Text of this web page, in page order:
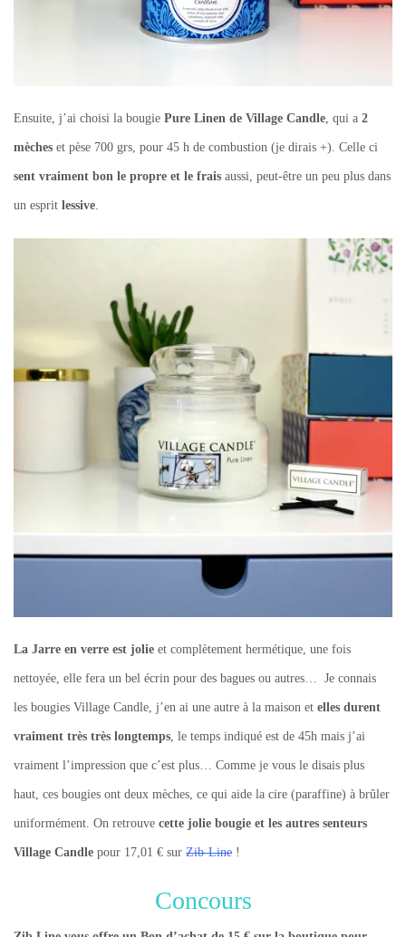
Ensuite, j’ai choisi la bougie Pure Linen de Village Candle , qui a 2
mèches et pèse 700 grs, pour 45 h de combustion (je dirais +). Celle ci
sent vraiment bon le propre et le frais aussi, peut-être un peu plus dans
un esprit lessive
La Jarre en verre est jolie et complètement hermétique, une fois
nettoyée, elle fera un bel écrin pour des bagues ou autres… Je connais
les bougies Village Candle, j’en ai une autre à la maison et elles durent
vraiment très très longtemps , le temps indiqué est de 45h mais j’ai
vraiment l’impression que c’est plus… Comme je vous le disais plus
haut, ces bougies ont deux mèches, ce qui aide la cire (paraffine) à brûler
uniformément. On retrouve cette jolie bougie et les autres senteurs
Village Candle pour 17,01 € sur Zib-Line !
Concours